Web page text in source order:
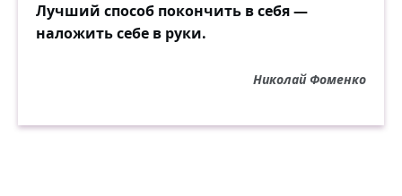
Лучший способ покончить в себя —
наложить себе в руки.
Николай Фоменко